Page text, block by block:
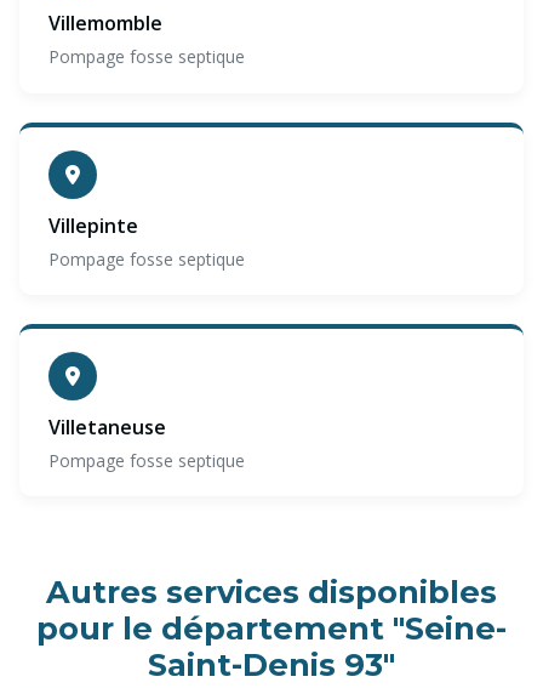
Villemomble
Pompage fosse septique
Villepinte
Pompage fosse septique
Villetaneuse
Pompage fosse septique
Autres services disponibles
pour le département "Seine-
Saint-Denis 93"